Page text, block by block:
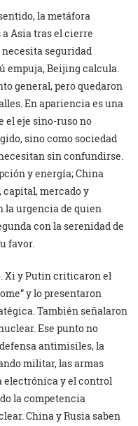
la metáfora
Asia tras el cierre
seguridad
empuja, Beijing calcula.
general, pero quedaron
En apariencia es una
el eje sino-ruso no
sino como sociedad
sin confundirse.
y energía; China
mercado y
la urgencia de quien
con la serenidad de
favor.
Xi y Putin criticaron el
y lo presentaron
También señalaron
Ese punto no
antimisiles, la
militar, las armas
electrónica y el control
la competencia
China y Rusia saben